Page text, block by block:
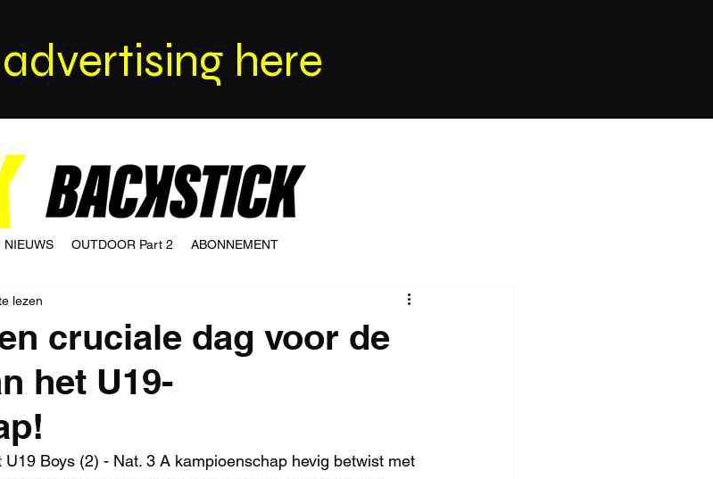
here
NIEUWS OUTDOOR Part 2 ABONNEMENT
cruciale dag voor de
het U19-
lezen
Boys (2) - Nat. 3 A kampioenschap hevig betwist met